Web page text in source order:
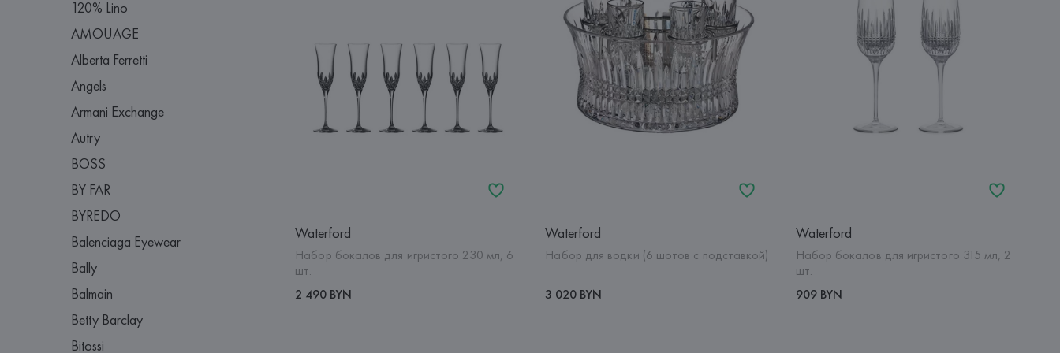
120% Lino
AMOUAGE
Alberta Ferretti
Angels
Armani Exchange
Autry
BOSS
BY FAR
BYREDO
Balenciaga Eyewear
Bally
Balmain
Betty Barclay
Bitossi
Waterford
Набор бокалов для игристого 230 мл, 6
шт.
2 490 BYN
Waterford
Набор для водки (6 шотов с подставкой)
3 020 BYN
Waterford
Набор бокалов для игристого 315 мл, 2
шт.
909 BYN